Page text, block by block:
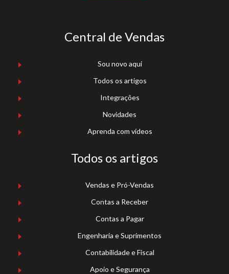
Central de Vendas
Sou novo aqui
Todos os artigos
Integrações
Novidades
Aprenda com vídeos
Todos os artigos
Vendas e Pró-Vendas
Contas a Receber
Contas a Pagar
Engenharia e Suprimentos
Contabilidade e Fiscal
Apoio e Segurança